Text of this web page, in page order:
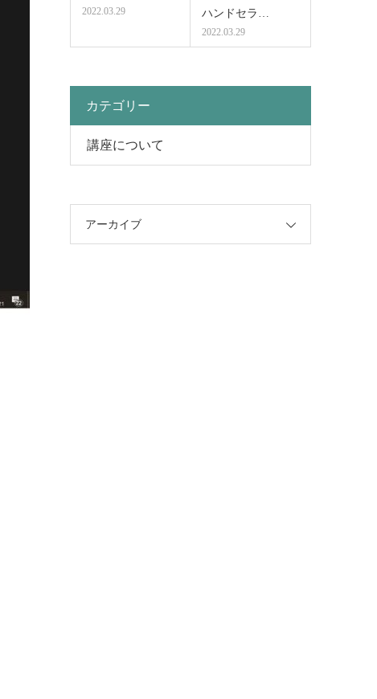
2022.03.29
ハンドセラ…
2022.03.29
カテゴリー
講座について
アーカイブ